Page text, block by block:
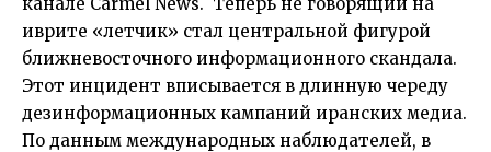
иврите «летчик» стал центральной фигурой
ближневосточного информационного скандала.
Этот инцидент вписывается в длинную череду
дезинформационных кампаний иранских медиа.
По данным международных наблюдателей, в